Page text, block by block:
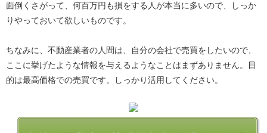
面倒くさがって、何百万円も損をする人が本当に多いので、しっか
りやっておいて欲しいものです。
ちなみに、不動産業者の人間は、自分の会社で売買をしたいので、
ここに挙げたような情報を与えるようなことはまずありません。目
的は最高価格での売買です。しっかり活用してください。